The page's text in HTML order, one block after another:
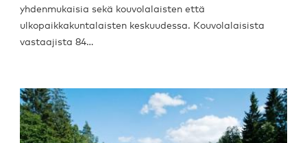
yhdenmukaisia sekä kouvolalaisten että
ulkopaikkakuntalaisten keskuudessa. Kouvolalaisista
vastaajista 84…